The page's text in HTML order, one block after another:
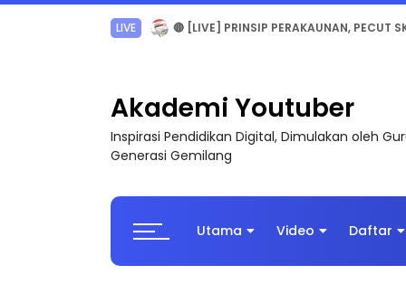
TRANSFORMASI DIGITAL GURU SIRI 7 :
Akademi Youtuber
Inspirasi Pendidikan Digital, Dimulakan oleh
Generasi Gemilang
Utama Video Daftar